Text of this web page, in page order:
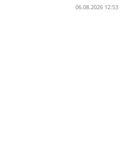
06.08.2026 12:53